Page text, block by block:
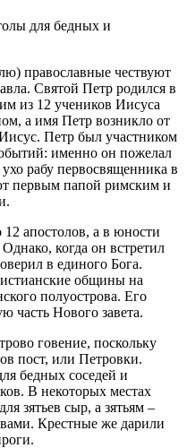
для бедных и
православные чествуют
Святой Петр родился в
из 12 учеников Иисуса
а имя Петр возникло от
Петр был участником
именно он пожелал
рабу первосвященника в
первым папой римским и
апостолов, а в юности
когда он встретил
в единого Бога.
общины на
полуострова. Его
часть Нового завета.
говение, поскольку
пост, или Петровки.
бедных соседей и
В некоторых местах
зятьев сыр, а зятьям –
Крестные же дарили